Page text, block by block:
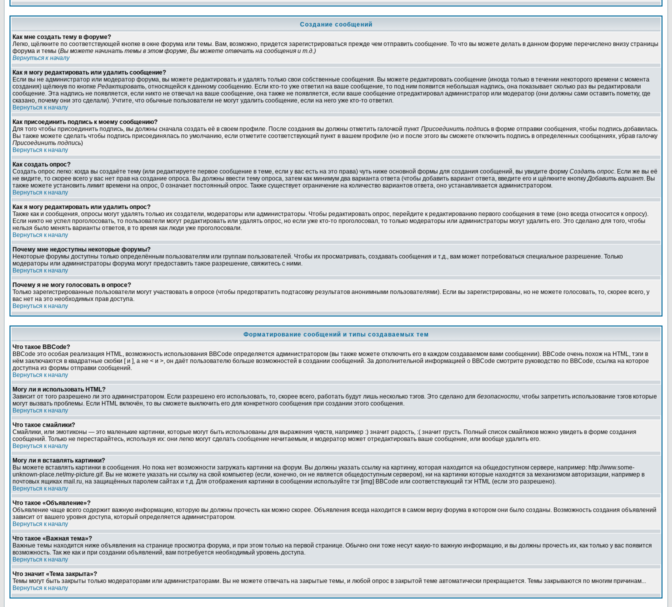
Создание сообщений
Как мне создать тему в форуме?
Легко, щёлкните по соответствующей кнопке в окне форума или темы. Вам, возможно, придется зарегистрироваться прежде чем отправить сообщение. То что вы можете делать в данном форуме перечислено внизу страницы
форума и темы (Вы можете начинать темы в этом форуме, Вы можете отвечать на сообщения и т.д.)
Вернуться к началу
Как я могу редактировать или удалить сообщение?
Если вы не администратор или модератор форума, вы можете редактировать и удалять только свои собственные сообщения. Вы можете редактировать сообщение (иногда только в течении некоторого времени с момента
создания) щёлкнув по кнопке Редактировать, относящейся к данному сообщению. Если кто-то уже ответил на ваше сообщение, то под ним появится небольшая надпись, она показывает сколько раз вы редактировали
сообщение. Эта надпись не появляется, если никто не отвечал на ваше сообщение, она также не появляется, если ваше сообщение отредактировал администратор или модератор (они должны сами оставить пометку, где
сказано, почему они это сделали). Учтите, что обычные пользователи не могут удалить сообщение, если на него уже кто-то ответил.
Вернуться к началу
Как присоединить подпись к моему сообщению?
Для того чтобы присоединить подпись, вы должны сначала создать её в своем профиле. После создания вы должны отметить галочкой пункт Присоединить подпись в форме отправки сообщения, чтобы подпись добавилась.
Вы также можете сделать чтобы подпись присоединялась по умолчанию, если отметите соответствующий пункт в вашем профиле (но и после этого вы сможете отключить подпись в определенных сообщениях, убрав галочку
Присоединить подпись)
Вернуться к началу
Как создать опрос?
Создать опрос легко: когда вы создаёте тему (или редактируете первое сообщение в теме, если у вас есть на это права) чуть ниже основной формы для создания сообщений, вы увидите форму Создать опрос. Если же вы её
не видите, то скорее всего у вас нет прав на создание опроса. Вы должны ввести тему опроса, затем как минимум два варианта ответа (чтобы добавить вариант ответа, введите его и щёлкните кнопкуДобавить вариант. Вы
также можете установить лимит времени на опрос, 0 означает постоянный опрос. Также существует ограничение на количество вариантов ответа, оно устанавливается администратором.
Вернуться к началу
Как я могу редактировать или удалить опрос?
Также как и сообщения, опросы могут удалять только их создатели, модераторы или администраторы. Чтобы редактировать опрос, перейдите к редактированию первого сообщения в теме (оно всегда относится к опросу).
Если никто не успел проголосовать, то пользователи могут редактировать или удалять опрос, но если уже кто-то проголосовал, то только модераторы или администраторы могут удалить его. Это сделано для того, чтобы
нельзя было менять варианты ответов, в то время как люди уже проголосовали.
Вернуться к началу
Почему мне недоступны некоторые форумы?
Некоторые форумы доступны только определённым пользователям или группам пользователей. Чтобы их просматривать, создавать сообщения и т.д., вам может потребоваться специальное разрешение. Только
модераторы или администраторы форума могут предоставить такое разрешение, свяжитесь с ними.
Вернуться к началу
Почему я не могу голосовать в опросе?
Только зарегистрированные пользователи могут участвовать в опросе (чтобы предотвратить подтасовку результатов анонимными пользователями). Если вы зарегистрированы, но не можете голосовать, то, скорее всего, у
вас нет на это необходимых прав доступа.
Вернуться к началу
Форматирование сообщений и типы создаваемых тем
Что такое BBCode?
BBCode это особая реализация HTML, возможность использования BBCode определяется администратором (вы также можете отключить его в каждом создаваемом вами сообщении). BBCode очень похож на HTML, тэги в
нём заключаются в квадратные скобки [ и ], а не < и >, он даёт пользователю больше возможностей в создании сообщений. За дополнительной информацией о BBCode смотрите руководство по BBCode, ссылка на которое
доступна из формы отправки сообщений.
Вернуться к началу
Могу ли я использовать HTML?
Зависит от того разрешено ли это администратором. Если разрешено его использовать, то, скорее всего, работать будут лишь несколько тэгов. Это сделано для безопасности, чтобы запретить использование тэгов которые
могут вызвать проблемы. Если HTML включён, то вы сможете выключить его для конкретного сообщения при создании этого сообщения.
Вернуться к началу
Что такое смайлики?
Смайлики, или эмотиконы — это маленькие картинки, которые могут быть использованы для выражения чувств, например :) значит радость, :( значит грусть. Полный список смайликов можно увидеть в форме создания
сообщений. Только не перестарайтесь, используя их: они легко могут сделать сообщение нечитаемым, и модератор может отредактировать ваше сообщение, или вообще удалить его.
Вернуться к началу
Могу ли я вставлять картинки?
Вы можете вставлять картинки в сообщения. Но пока нет возможности загружать картинки на форум. Вы должны указать ссылку на картинку, которая находится на общедоступном сервере, например: http://www.some-
unknown-place.net/my-picture.gif. Вы не можете указать ни ссылку на свой компьютер (если, конечно, он не является общедоступным сервером), ни на картинки которые находятся за механизмом авторизации, например в
почтовых ящиках mail.ru, на защищённых паролем сайтах и т.д. Для отображения картинки в сообщении используйте тэг [img] BBCode или соответствующий тэг HTML (если это разрешено).
Вернуться к началу
Что такое «Объявление»?
Объявление чаще всего содержит важную информацию, которую вы должны прочесть как можно скорее. Объявления всегда находится в самом верху форума в котором они было созданы. Возможность создания объявлений
зависит от вашего уровня доступа, который определяется администратором.
Вернуться к началу
Что такое «Важная тема»?
Важные темы находится ниже объявления на странице просмотра форума, и при этом только на первой странице. Обычно они тоже несут какую-то важную информацию, и вы должны прочесть их, как только у вас появится
возможность. Так же как и при создании объявлений, вам потребуется необходимый уровень доступа.
Вернуться к началу
Что значит «Тема закрыта»?
Темы могут быть закрыты только модераторами или администраторами. Вы не можете отвечать на закрытые темы, и любой опрос в закрытой теме автоматически прекращается. Темы закрываются по многим причинам...
Вернуться к началу